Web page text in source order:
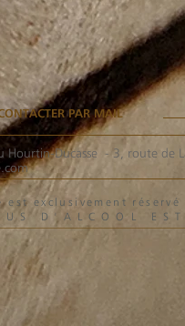
PAR MAIL
Hourtin-Ducasse -3, route de
est exclusivement
D'ALCOOL